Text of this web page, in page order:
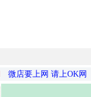
微店要上网 请上OK网